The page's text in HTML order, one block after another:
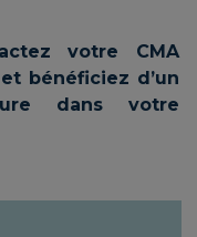
votre CMA
bénéficiez d’un
dans votre